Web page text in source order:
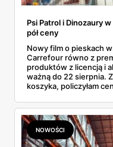
Psi Patrol i Dinozaury
pół ceny
Nowy film o pieskach
Carrefour równo z
produktów z licencją i
ważną do 22 sierpnia.
koszyka, policzyłam
prawie 140 zł za
waflowe bronią się
NOWOŚCI